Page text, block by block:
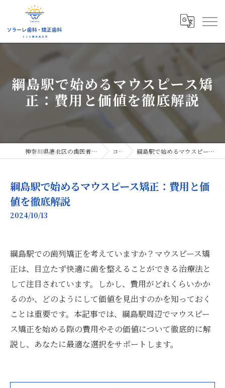
綱島駅で始めるマウスピース矯
正：費用と価値を徹底解説
神奈川県港北区の歯医者ならソラーレ歯科・矯正歯科 コラム 綱島駅で始めるマウスピース矯正：費用と価値を徹底解説
綱島駅で始めるマウスピース矯正：費用と価
値を徹底解説
2024/10/13
綱島駅での歯列矯正を考えていますか？マウスピース矯
正は、目立たず快適に歯を整えることができる治療法と
して注目されています。しかし、費用がどれくらいかか
るのか、どのようにして価値を見出すのかを知っておく
ことは重要です。本記事では、綱島駅周辺でマウスピー
ス矯正を始める際の費用やその価値について徹底的に解
説し、あなたに最適な選択をサポートします。